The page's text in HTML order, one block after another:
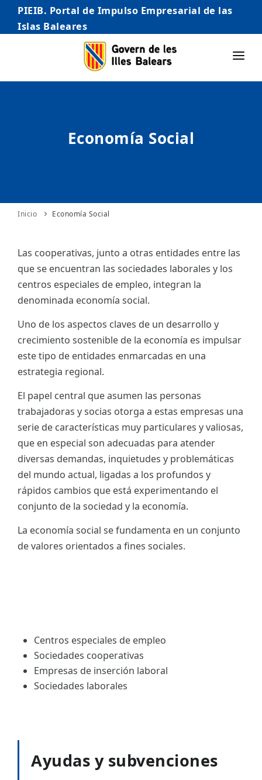
PIEIB. Portal de Impulso Empresarial de las
Islas Baleares
INICIO
AUTÓNOMO/AUTÓNOMA
INTERNACIONALIZACIÓN
ES
Economía Social
Inicio Economía Social
Las cooperativas, junto a otras entidades entre las
que se encuentran las sociedades laborales y los
centros especiales de empleo, integran la
denominada economía social.
Uno de los aspectos claves de un desarrollo y
crecimiento sostenible de la economía es impulsar
este tipo de entidades enmarcadas en una
estrategia regional.
El papel central que asumen las personas
trabajadoras y socias otorga a estas empresas una
serie de características muy particulares y valiosas,
que en especial son adecuadas para atender
diversas demandas, inquietudes y problemáticas
del mundo actual, ligadas a los profundos y
rápidos cambios que está experimentando el
conjunto de la sociedad y la economía.
La economía social se fundamenta en un conjunto
de valores orientados a fines sociales.
Centros especiales de empleo
Sociedades cooperativas
Empresas de inserción laboral
Sociedades laborales
Ayudas y subvenciones